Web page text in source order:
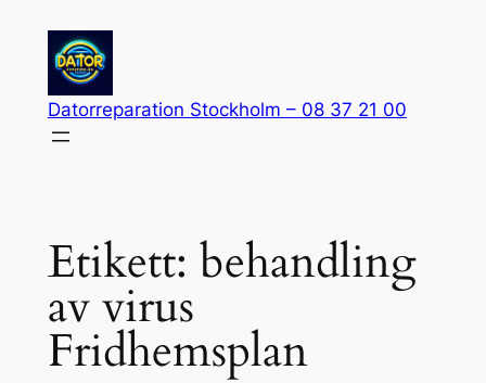
innehåll
Datorreparation Stockholm – 08 37 21 00
Etikett: behandling
av virus
Fridhemsplan